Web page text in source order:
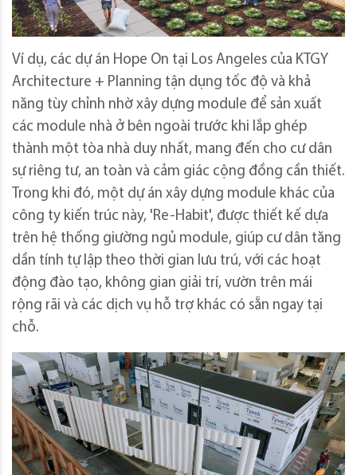
Ví dụ, các dự án Hope On tại Los Angeles của KTGY
Architecture + Planning tận dụng tốc độ và khả
năng tùy chỉnh nhờ xây dựng module để sản xuất
các module nhà ở bên ngoài trước khi lắp ghép
thành một tòa nhà duy nhất, mang đến cho cư dân
sự riêng tư, an toàn và cảm giác cộng đồng cần thiết.
Trong khi đó, một dự án xây dựng module khác của
công ty kiến ​​trúc này, 'Re-Habit', được thiết kế dựa
trên hệ thống giường ngủ module, giúp cư dân tăng
dần tính tự lập theo thời gian lưu trú, với các hoạt
động đào tạo, không gian giải trí, vườn trên mái
rộng rãi và các dịch vụ hỗ trợ khác có sẵn ngay tại
chỗ.